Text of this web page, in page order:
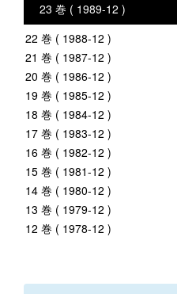
23 巻 ( 1989-12 )
22 巻 ( 1988-12 )
21 巻 ( 1987-12 )
20 巻 ( 1986-12 )
19 巻 ( 1985-12 )
18 巻 ( 1984-12 )
17 巻 ( 1983-12 )
16 巻 ( 1982-12 )
15 巻 ( 1981-12 )
14 巻 ( 1980-12 )
13 巻 ( 1979-12 )
12 巻 ( 1978-12 )